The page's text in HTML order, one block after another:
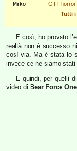
Mirko
GTT horror
Tutti i
E così, ho provato
realtà non è successo
così via. Ma è stata lo
invece ce ne siamo
E quindi, per quelli
video di Bear Force One